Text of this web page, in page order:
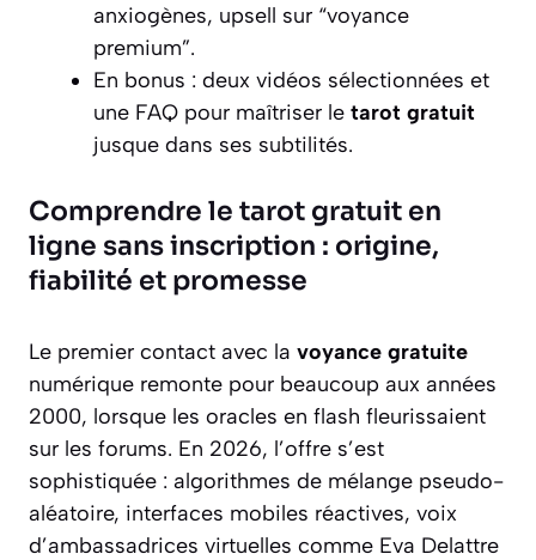
anxiogènes, upsell sur “voyance
premium”.
En bonus : deux vidéos sélectionnées et
une FAQ pour maîtriser le tarot gratuit
jusque dans ses subtilités.
Comprendre le tarot gratuit en
ligne sans inscription : origine,
fiabilité et promesse
Le premier contact avec la voyance gratuite
numérique remonte pour beaucoup aux années
2000, lorsque les oracles en flash fleurissaient
sur les forums. En 2026, l’offre s’est
sophistiquée : algorithmes de mélange pseudo-
aléatoire, interfaces mobiles réactives, voix
d’ambassadrices virtuelles comme Eva Delattre